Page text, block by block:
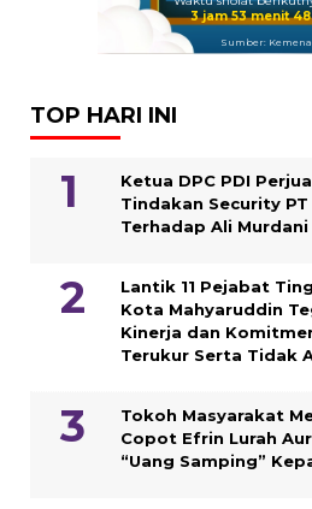
3 jam 53 menit
Sumber:
TOP HARI INI
Ketua DPC PDI
Tindakan Security PT
Terhadap Ali
Lantik 11 Pejabat
Kota Mahyaruddin
Kinerja dan
Terukur Serta Tidak
Tokoh Masyarakat
Copot Efrin Lurah
“Uang Samping”